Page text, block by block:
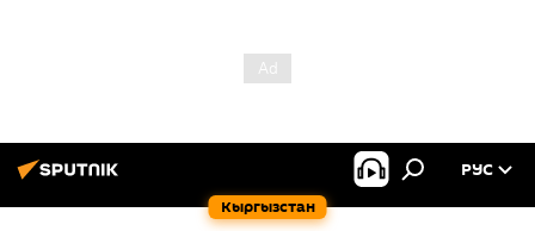
Кыргызстан
РУС